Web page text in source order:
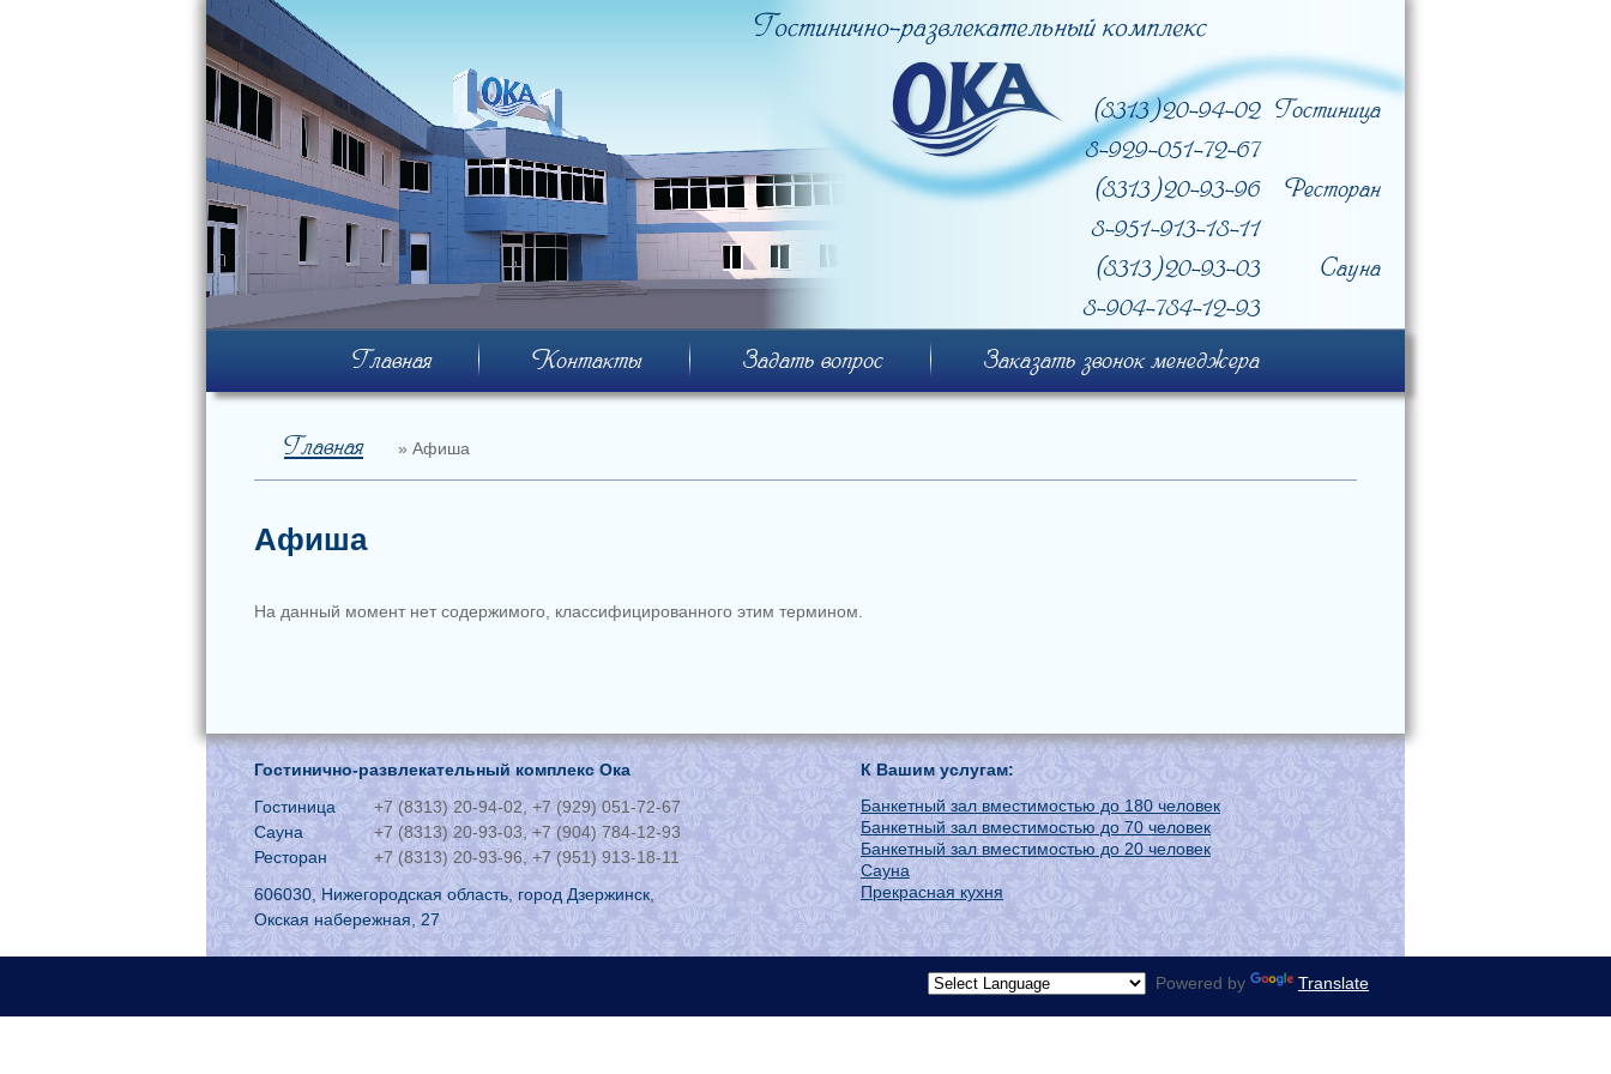
Перейти к основному содержанию
Гостиница
(8313) 20-94-02
8-929-051-72-67
Ресторан
(8313) 20-93-96
8-951-913-18-11
Сауна
(8313) 20-93-03
8-904-784-12-93
Главная
Контакты Задать вопрос Заказать звонок менеджера
Вы здесь
Главная » Афиша
Афиша
На данный момент нет содержимого, классифицированного этим термином.
Гостинично-развлекательный комплекс Ока
Гостиница
+7 (8313) 20-94-02, +7 (929) 051-72-67
Сауна
+7 (8313) 20-93-03, +7 (904) 784-12-93
Ресторан
+7 (8313) 20-93-96, +7 (951) 913-18-11
606030, Нижегородская область, город Дзержинск,
Окская набережная, 27
К Вашим услугам:
Банкетный зал вместимостью до 180 человек
Банкетный зал вместимостью до 70 человек
Банкетный зал вместимостью до 20 человек
Сауна
Прекрасная кухня
Powered by Translate